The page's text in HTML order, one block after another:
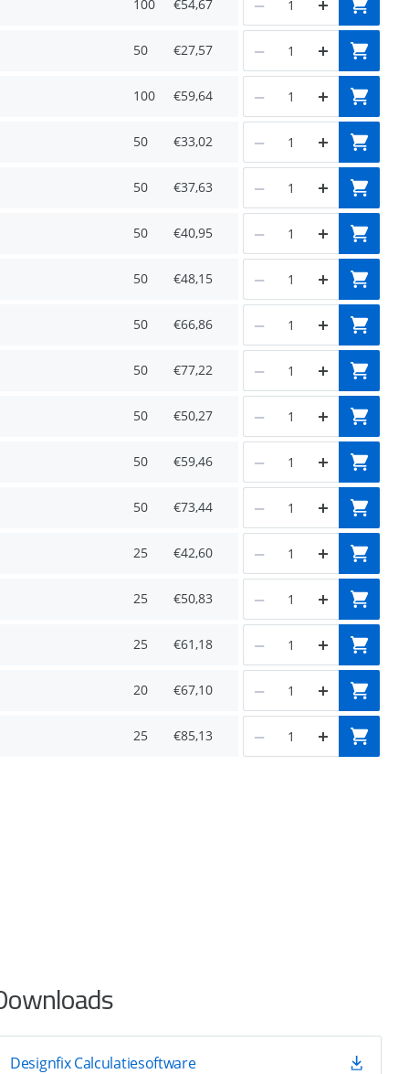
100 €54,67
50 €27,57
100 €59,64
50 €33,02
50 €37,63
50 €40,95
50 €48,15
50 €66,86
50 €77,22
50 €50,27
50 €59,46
50 €73,44
25 €42,60
25 €50,83
25 €61,18
20 €67,10
25 €85,13
Designfix Calculatiesoftware